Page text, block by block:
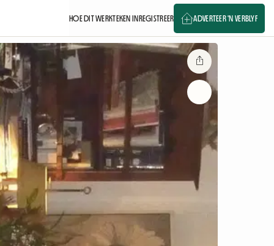
HOE DIT WERKTEKEN INREGISTREER ADVERTEER 'N VERBLYF